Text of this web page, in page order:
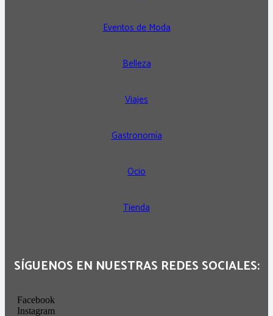
Eventos de Moda
Belleza
Viajes
Gastronomía
Ocio
Tienda
SÍGUENOS EN NUESTRAS REDES SOCIALES:
Facebook
Instagram